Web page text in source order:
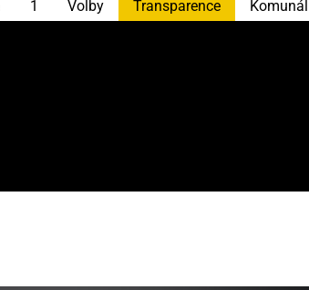
1 Volby Transparence